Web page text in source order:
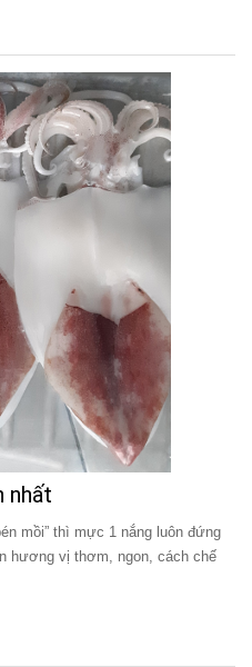
nhất
mồi” thì mực 1 nắng luôn đứng
hương vị thơm, ngon, cách chế